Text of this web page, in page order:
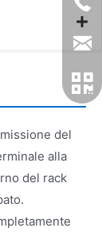
del
alla
del rack